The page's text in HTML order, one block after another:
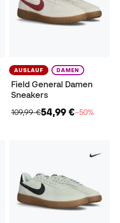
AUSLAUF DAMEN
Field General Damen
Sneakers
109,99 €54,99 €−50%